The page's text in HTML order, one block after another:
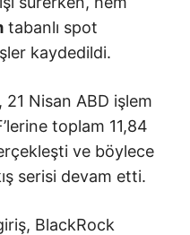
tabanlı spot
kaydedildi.
Nisan ABD işlem
toplam 11,84
ve böylece
serisi devam etti.
BlackRock